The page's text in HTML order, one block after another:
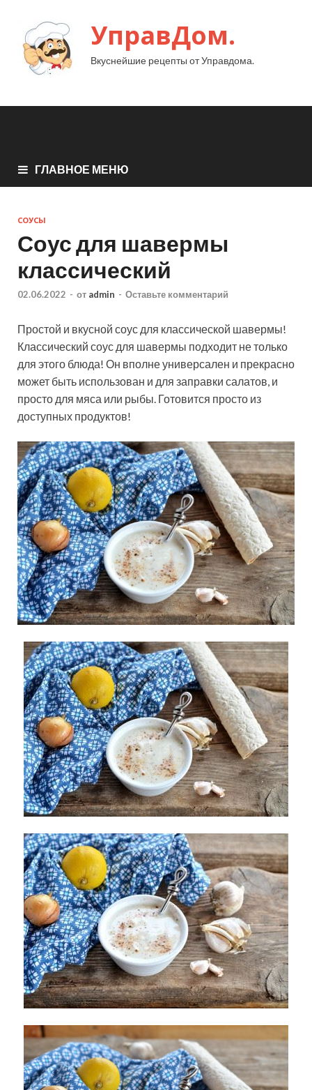
УправДом.
Вкуснейшие рецепты от Управдома.
ГЛАВНОЕ МЕНЮ
СОУСЫ
Соус для шавермы
классический
02.06.2022 - от admin - Оставьте комментарий
Простой и вкусной соус для классической шавермы!
Классический соус для шавермы подходит не только
для этого блюда! Он вполне универсален и прекрасно
может быть использован и для заправки салатов, и
просто для мяса или рыбы. Готовится просто из
доступных продуктов!